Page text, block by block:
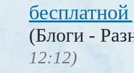
(Блоги -
12:12)